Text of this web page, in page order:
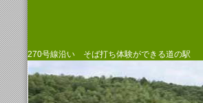
270号線沿い そば打ち体験ができる道の駅